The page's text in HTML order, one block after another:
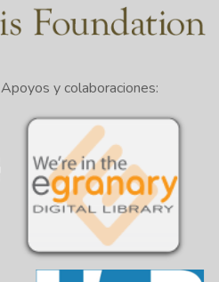
Apoyos y colaboraciones: